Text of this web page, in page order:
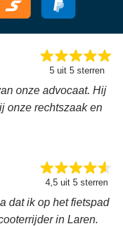
5 uit 5 sterren
onze advocaat. Hij
onze rechtszaak en
4,5 uit 5 sterren
dat ik op het fietspad
in Laren.